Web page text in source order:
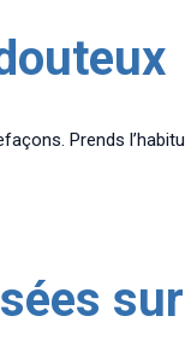
Prends